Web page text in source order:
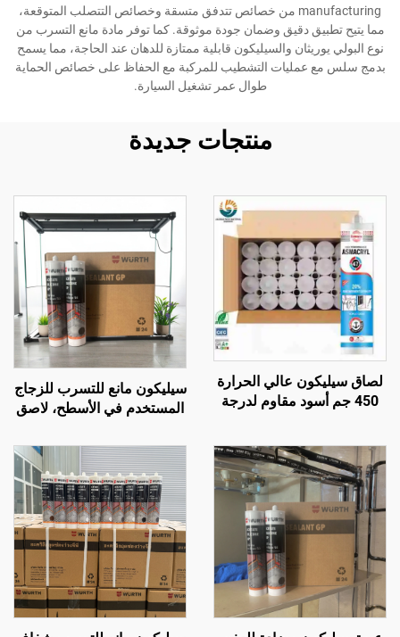
manufacturing من خصائص تتدفق متسقة وخصائص التتصلب المتوقعة،
مما يتيح تطبيق دقيق وضمان جودة موثوقة. كما توفر مادة مانع التسرب من
نوع البولي يوريثان والسيليكون قابلية ممتازة للدهان عند الحاجة، مما يسمح
بدمج سلس مع عمليات التشطيب للمركبة مع الحفاظ على خصائص الحماية
طوال عمر تشغيل السيارة.
منتجات جديدة
لصاق سيليكون عالي الحرارة
450 جم أسود مقاوم لدرجة
المقاوم للحرارة
سيليكون مانع للتسرب للزجاج
المستخدم في الأسطح، لاصق